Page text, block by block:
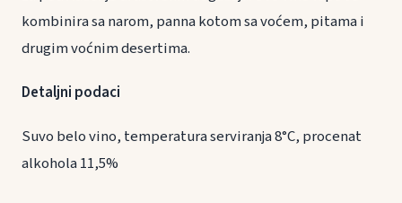
kombinira sa narom, panna kotom sa voćem, pitama i
drugim voćnim desertima.
Detaljni podaci
Suvo belo vino, temperatura serviranja 8°C, procenat
alkohola 11,5%